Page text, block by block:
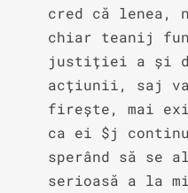
cred că lenea,
chiar teanij
justiției a și
acțiunii, saj va
firește, mai
ca ei $j
sperând să se
serioasă a la